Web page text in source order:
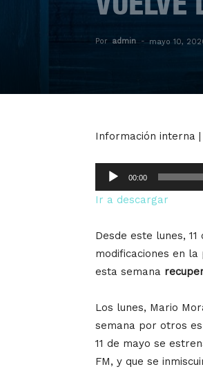
VUELVE
Por admin - mayo 10,
Información interna |
Reproductor
de
audio
00:00
Ir a descargar
Desde este lunes,
modificaciones en
esta semana
Los lunes, Mario
semana por otros
11 de mayo se
FM, y que se